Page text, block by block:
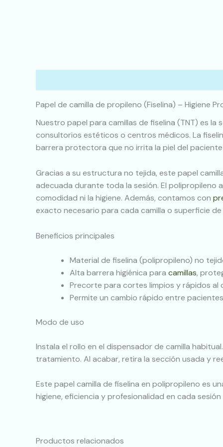
Papel de camilla de propileno (Fiselina) – Higiene
Nuestro papel para camillas de fiselina (TNT) es
consultorios estéticos o centros médicos. La
barrera protectora que no irrita la piel del
Gracias a su estructura no tejida, este papel
adecuada durante toda la sesión. El
comodidad ni la higiene. Además, contamos con
exacto necesario para cada camilla o superficie
Beneficios principales
Material de fiselina (polipropileno) no
Alta barrera higiénica para camillas,
Precorte para cortes limpios y rápidos al
Permite un cambio rápido entre
Modo de uso
Instala el rollo en el dispensador de camilla
tratamiento. Al acabar, retira la sección usada y
Este papel camilla de fiselina en polipropileno es
higiene, eficiencia y profesionalidad en cada
Productos relacionados